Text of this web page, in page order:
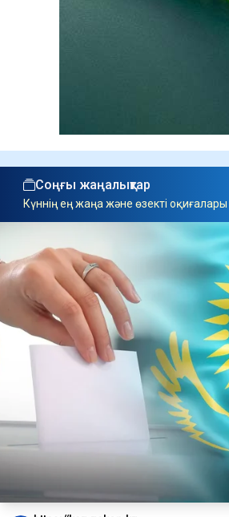
Соңғы жаңалықтар
Күннің ең жаңа және өзекті оқиғалары